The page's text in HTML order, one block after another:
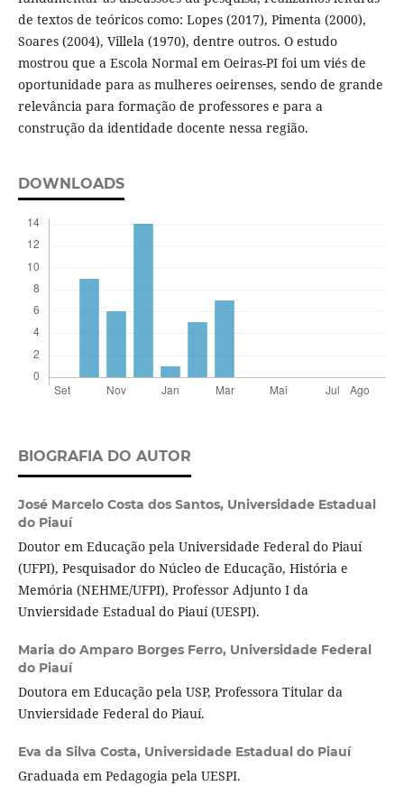
de textos de teóricos como: Lopes (2017), Pimenta (2000),
Soares (2004), Villela (1970), dentre outros. O estudo
mostrou que a Escola Normal em Oeiras-PI foi um viés de
oportunidade para as mulheres oeirenses, sendo de grande
relevância para formação de professores e para a
construção da identidade docente nessa região.
DOWNLOADS
BIOGRAFIA DO AUTOR
José Marcelo Costa dos Santos, Universidade Estadual
do Piauí
Doutor em Educação pela Universidade Federal do Piauí
(UFPI), Pesquisador do Núcleo de Educação, História e
Memória (NEHME/UFPI), Professor Adjunto I da
Unviersidade Estadual do Piauí (UESPI).
Maria do Amparo Borges Ferro, Universidade Federal
do Piauí
Doutora em Educação pela USP, Professora Titular da
Unviersidade Federal do Piauí.
Eva da Silva Costa, Universidade Estadual do Piauí
Graduada em Pedagogia pela UESPI.